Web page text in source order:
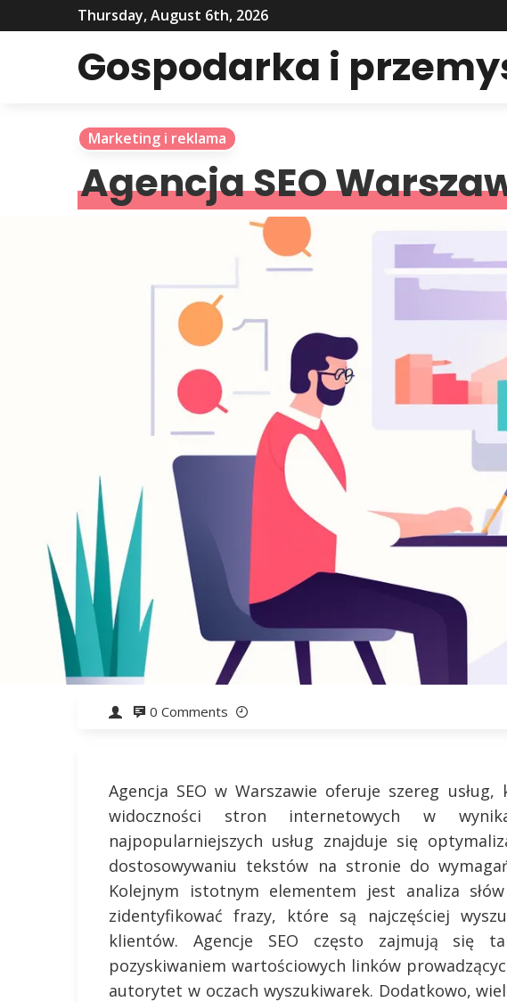
Thursday, August 6th, 2026
Gospodarka i
Marketing i reklama
Agencja SEO
0 Comments
Agencja SEO w Warszawie oferuje szereg
widoczności stron internetowych w
najpopularniejszych usług znajduje się
dostosowywaniu tekstów na stronie do
Kolejnym istotnym elementem jest analiza
zidentyfikować frazy, które są najczęściej
klientów. Agencje SEO często zajmują się
pozyskiwaniem wartościowych linków
autorytet w oczach wyszukiwarek. Dodatkowo,